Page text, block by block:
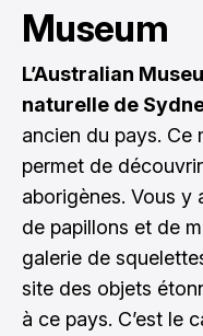
Museum
L’Australian
naturelle de
ancien du pays. Ce
permet de
aborigènes. Vous y
de papillons et de
galerie de
site des objets
à ce pays. C’est le